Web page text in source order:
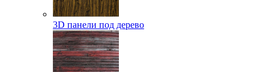
3D панели под дерево